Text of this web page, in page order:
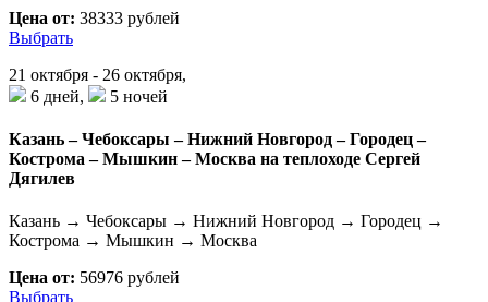
Цена от: 38333 рублей
Выбрать
21 октября - 26 октября,
6 дней,
5 ночей
Казань – Чебоксары – Нижний Новгород – Городец –
Кострома – Мышкин – Москва на теплоходе Сергей
Дягилев
Казань → Чебоксары → Нижний Новгород → Городец →
Кострома → Мышкин → Москва
Цена от: 56976 рублей
Выбрать